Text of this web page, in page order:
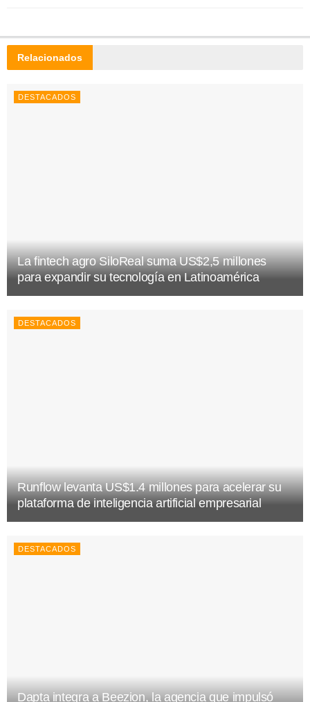
Relacionados
DESTACADOS
La fintech agro SiloReal suma US$2,5 millones
para expandir su tecnología en Latinoamérica
DESTACADOS
Runflow levanta US$1.4 millones para acelerar su
plataforma de inteligencia artificial empresarial
DESTACADOS
Dapta integra a Beezion, la agencia que impulsó